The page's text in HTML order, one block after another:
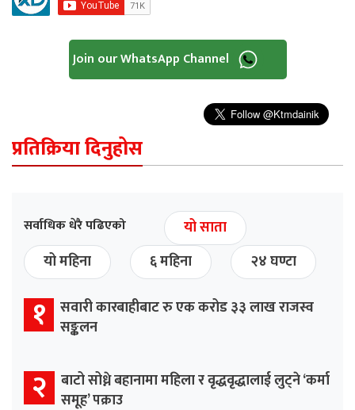
Join our WhatsApp Channel
प्रतिक्रिया दिनुहोस
सर्वाधिक धेरै पढिएको
यो साता
यो महिना
६ महिना २४ घण्टा
१ सवारी कारबाहीबाट रु एक करोड ३३ लाख राजस्व
सङ्कलन
२ बाटो सोध्ने बहानामा महिला र वृद्धवृद्धालाई लुट्ने ‘कर्मा
समूह’ पक्राउ